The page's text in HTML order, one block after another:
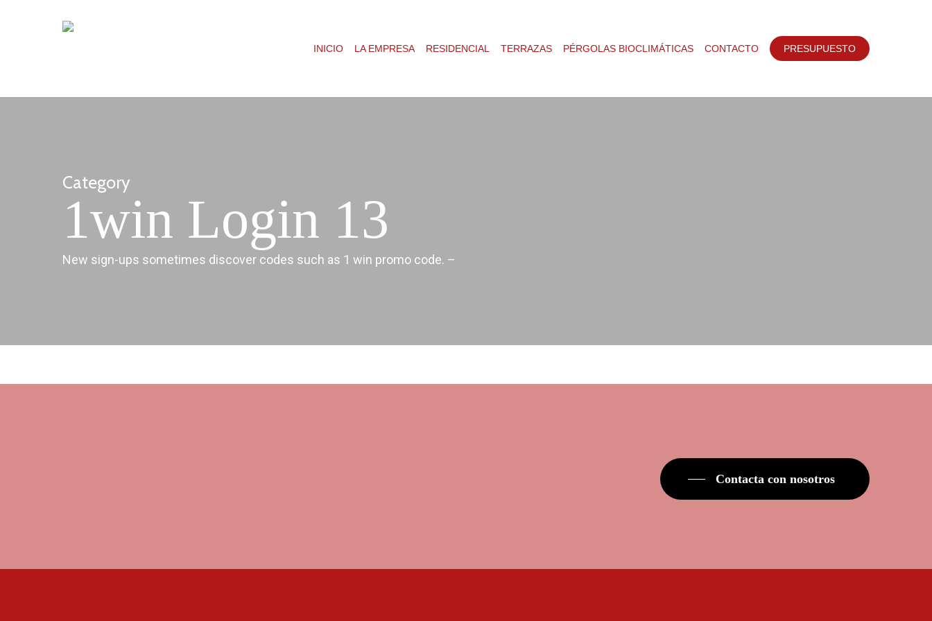
INICIO LA EMPRESA RESIDENCIAL TERRAZAS PÉRGOLAS BIOCLIMÁTICAS CONTACTO PRESUPUESTO
Category
1win Login 13
New sign-ups sometimes discover codes such as 1 win promo code. –
Contacta con nosotros